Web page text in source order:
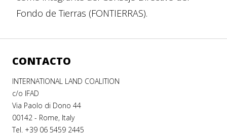
Fondo de Tierras (FONTIERRAS).
CONTACTO
INTERNATIONAL LAND COALITION
c/o IFAD
Via Paolo di Dono 44
00142 - Rome, Italy
Tel. +39 06 5459 2445